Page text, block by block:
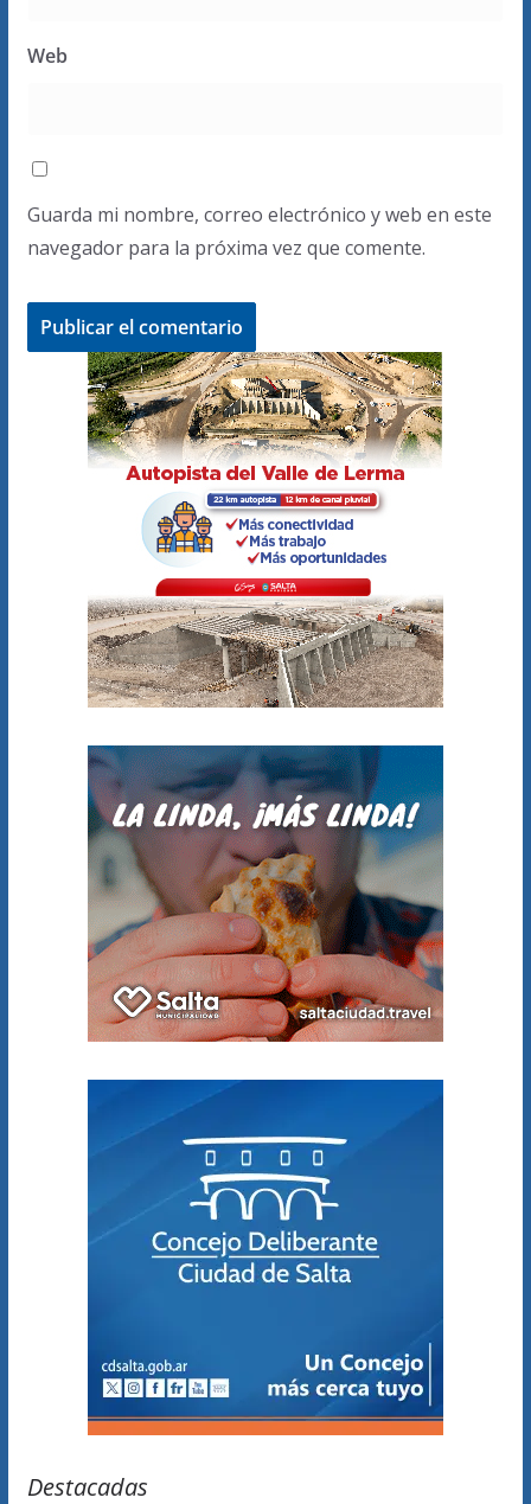
Web
Guarda mi nombre, correo electrónico y web en este
navegador para la próxima vez que comente.
Destacadas